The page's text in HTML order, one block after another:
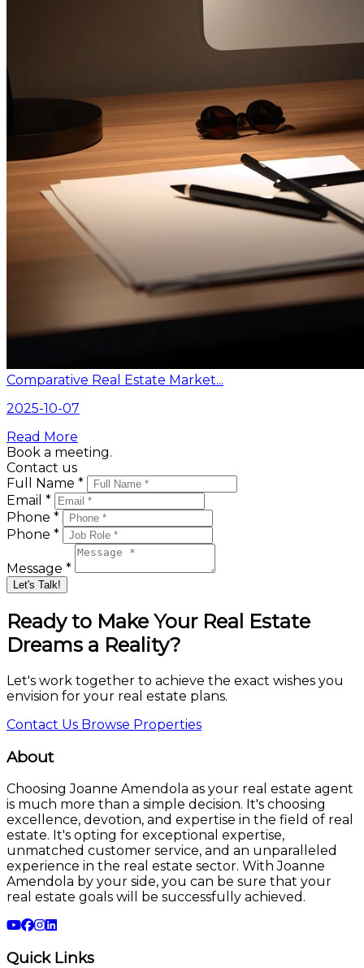
Comparative Real Estate Market...
2025-10-07
Read More
Book a meeting.
Contact us
Full Name *
Email *
Phone *
Phone *
Message *
Let's Talk!
Ready to Make Your Real Estate
Dreams a Reality?
Let's work together to achieve the exact wishes you
envision for your real estate plans.
Contact Us Browse Properties
About
Choosing Joanne Amendola as your real estate agent
is much more than a simple decision. It's choosing
excellence, devotion, and expertise in the field of real
estate. It's opting for exceptional expertise,
unmatched customer service, and an unparalleled
experience in the real estate sector. With Joanne
Amendola by your side, you can be sure that your
real estate goals will be successfully achieved.
Quick Links